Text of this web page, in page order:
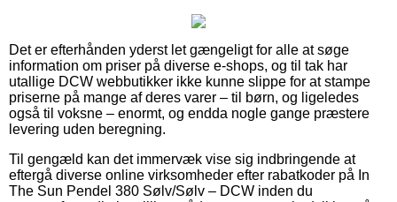
Det er efterhånden yderst let gængeligt for alle at søge
information om priser på diverse e-shops, og til tak har
utallige DCW webbutikker ikke kunne slippe for at stampe
priserne på mange af deres varer – til børn, og ligeledes
også til voksne – enormt, og endda nogle gange præstere
levering uden beregning.
Til gengæld kan det immervæk vise sig indbringende at
eftergå diverse online virksomheder efter rabatkoder på In
The Sun Pendel 380 Sølv/Sølv – DCW inden du